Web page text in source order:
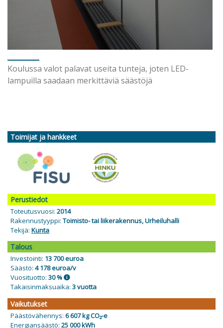
Koulussa valot palavat useita tunteja, joten LED-
lampuilla saadaan merkittäviä säästöjä
Toimijat ja hankkeet
Perustiedot
Toteutusvuosi: 2014
Rakennustyyppi: Toimisto- tai liikerakennus, Urheiluhalli
Tekijä: Kunta
Talous
Investointi: 13 700 euroa
Säästö: 4 178 euroa/v
Vuosituotto: 30 %
Takaisinmaksuaika: 3 vuotta
Vaikutukset
Päästövähennys: 6 607 kg CO₂-e
Energiansäästö: 25 000 kWh